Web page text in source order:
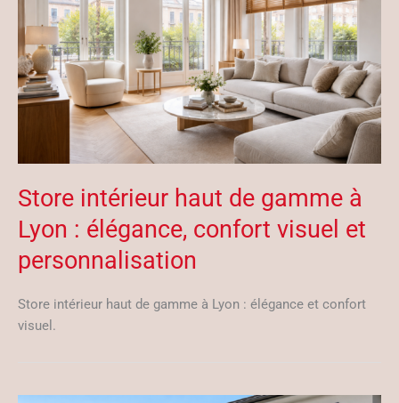
Store intérieur haut de gamme à
Lyon : élégance, confort visuel et
personnalisation
Store intérieur haut de gamme à Lyon : élégance et confort
visuel.